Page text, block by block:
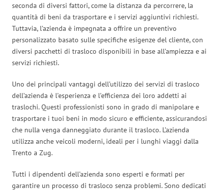
seconda di diversi fattori, come la distanza da percorrere, la
quantità di beni da trasportare e i servizi aggiuntivi richiesti.
Tuttavia, l’azienda è impegnata a offrire un preventivo
personalizzato basato sulle specifiche esigenze del cliente, con
diversi pacchetti di trasloco disponibili in base all’ampiezza e ai
servizi richiesti.
Uno dei principali vantaggi dell’utilizzo dei servizi di trasloco
dell’azienda è l’esperienza e l’efficienza dei loro addetti ai
traslochi. Questi professionisti sono in grado di manipolare e
trasportare i tuoi beni in modo sicuro e efficiente, assicurandosi
che nulla venga danneggiato durante il trasloco. L’azienda
utilizza anche veicoli moderni, ideali per i lunghi viaggi dalla
Trento a Zug.
Tutti i dipendenti dell’azienda sono esperti e formati per
garantire un processo di trasloco senza problemi. Sono dedicati